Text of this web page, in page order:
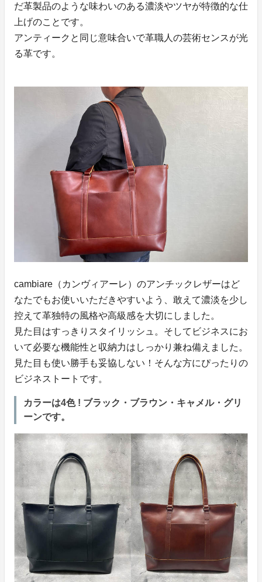
だ革製品のような味わいのある濃淡やツヤが特徴的な仕
上げのことです。
アンティークと同じ意味合いで革職人の芸術センスが光
る革です。
cambiare（カンヴィアーレ）のアンチックレザーはど
なたでもお使いいただきやすいよう、敢えて濃淡を少し
控えて革独特の風格や高級感を大切にしました。
見た目はすっきりスタイリッシュ。そしてビジネスにお
いて必要な機能性と収納力はしっかり兼ね備えました。
見た目も使い勝手も妥協しない！そんな方にぴったりの
ビジネストートです。
カラーは4色 ! ブラック・ブラウン・キャメル・グリ
ーンです。